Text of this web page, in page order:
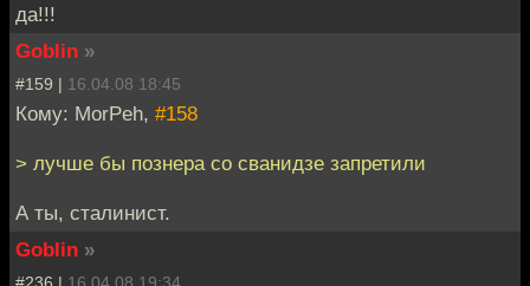
да!!!
Goblin »
#159 | 16.04.08 18:45
Кому: MorPeh, #158
> лучше бы познера со сванидзе запретили
А ты, сталинист.
Goblin »
#236 | 16.04.08 19:34